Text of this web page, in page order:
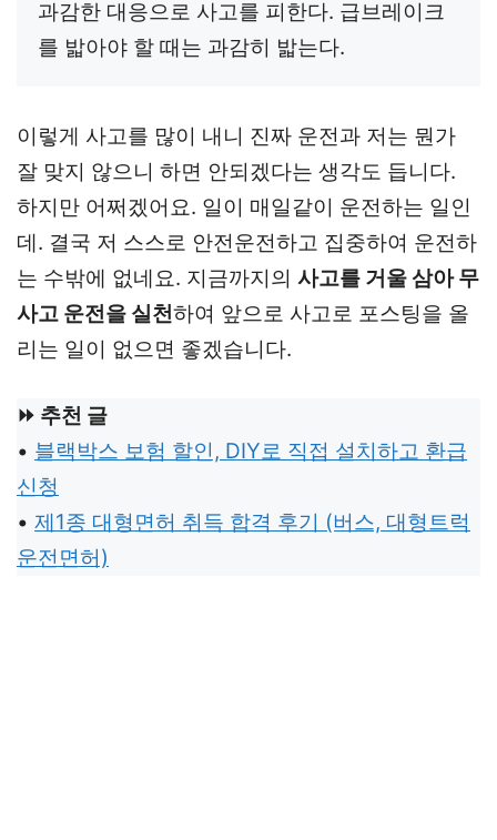
과감한 대응으로 사고를 피한다. 급브레이크
를 밟아야 할 때는 과감히 밟는다.
이렇게 사고를 많이 내니 진짜 운전과 저는 뭔가
잘 맞지 않으니 하면 안되겠다는 생각도 듭니다.
하지만 어쩌겠어요. 일이 매일같이 운전하는 일인
데. 결국 저 스스로 안전운전하고 집중하여 운전하
는 수밖에 없네요. 지금까지의 사고를 거울 삼아 무
사고 운전을 실천하여 앞으로 사고로 포스팅을 올
리는 일이 없으면 좋겠습니다.
⏩ 추천 글
• 블랙박스 보험 할인, DIY로 직접 설치하고 환급
신청
• 제1종 대형면허 취득 합격 후기 (버스, 대형트럭
운전면허)